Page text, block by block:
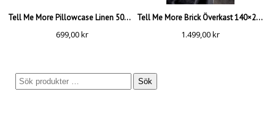
Tell Me More Pillowcase Linen 50X60 2-Pack, Carbon
699,00kr
Tell Me More Brick Överkast 140×200, Charcoal
1.499,00kr
Sök